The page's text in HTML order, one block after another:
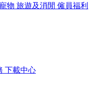
物 旅遊及消閒 僱員福利
下載中心